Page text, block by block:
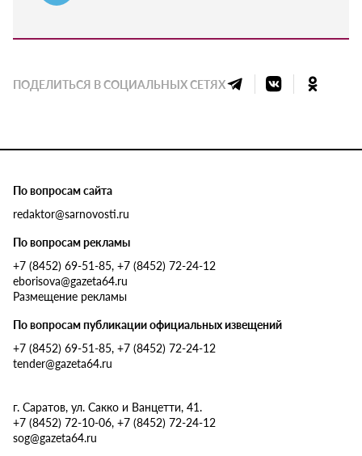
ПОДЕЛИТЬСЯ В СОЦИАЛЬНЫХ СЕТЯХ
По вопросам сайта
redaktor@sarnovosti.ru
По вопросам рекламы
+7 (8452) 69-51-85, +7 (8452) 72-24-12
eborisova@gazeta64.ru
Размещение рекламы
По вопросам публикации официальных извещений
+7 (8452) 69-51-85, +7 (8452) 72-24-12
tender@gazeta64.ru
г. Саратов, ул. Сакко и Ванцетти, 41.
+7 (8452) 72-10-06, +7 (8452) 72-24-12
sog@gazeta64.ru